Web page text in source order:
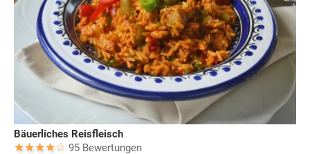
Bäuerliches Reisfleisch
95 Bewertungen